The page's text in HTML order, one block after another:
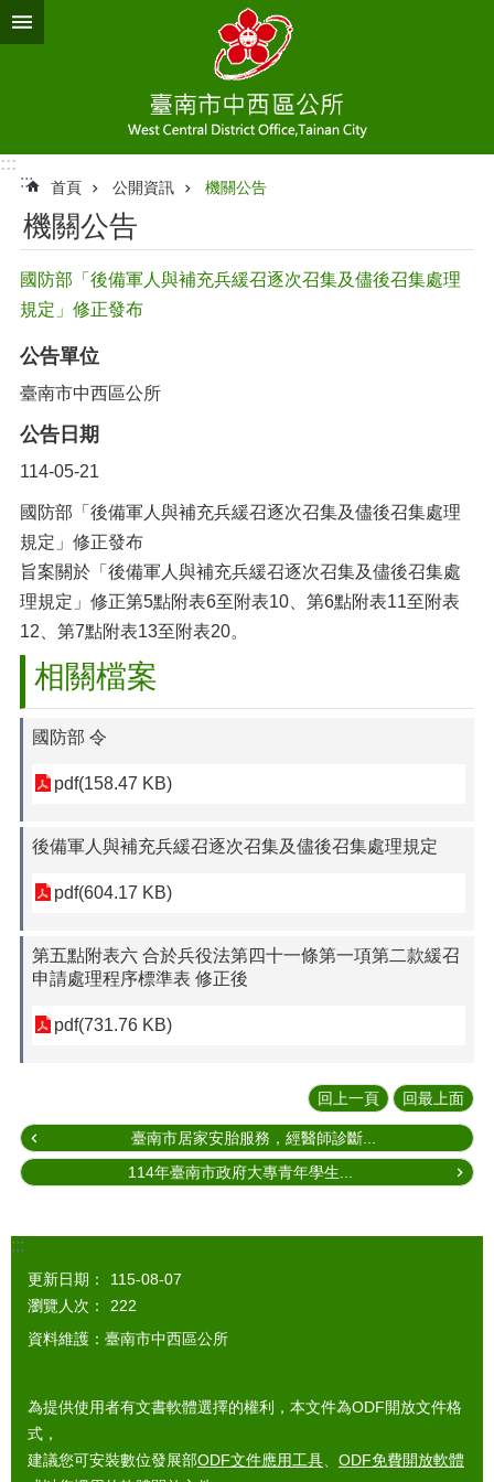
跳到主要內容區塊
:::
:::
首頁 公開資訊 機關公告
機關公告
國防部「後備軍人與補充兵緩召逐次召集及儘後召集處理
規定」修正發布
公告單位
臺南市中西區公所
公告日期
114-05-21
國防部「後備軍人與補充兵緩召逐次召集及儘後召集處理
規定」修正發布
旨案關於「後備軍人與補充兵緩召逐次召集及儘後召集處
理規定」修正第5點附表6至附表10、第6點附表11至附表
12、第7點附表13至附表20。
相關檔案
國防部 令
pdf(158.47 KB)
後備軍人與補充兵緩召逐次召集及儘後召集處理規定
pdf(604.17 KB)
第五點附表六 合於兵役法第四十一條第一項第二款緩召
申請處理程序標準表 修正後
pdf(731.76 KB)
回上一頁 回最上面
臺南市居家安胎服務，經醫師診斷...
114年臺南市政府大專青年學生...
:::
更新日期：
115-08-07
瀏覽人次：
222
資料維護：臺南市中西區公所
為提供使用者有文書軟體選擇的權利，本文件為ODF開放文件格
式，
建議您可安裝數位發展部ODF文件應用工具、 ODF免費開放軟體